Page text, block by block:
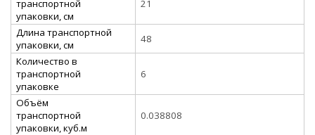
транспортной
упаковки, см
21
Длина транспортной
упаковки, см
48
Количество в
транспортной
упаковке
6
Объём
транспортной
упаковки, куб.м
0.038808